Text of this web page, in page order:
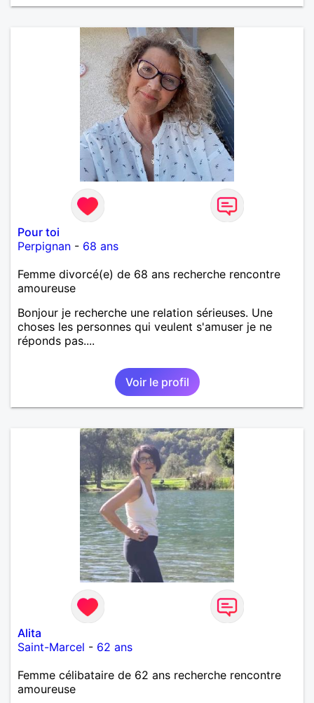
Pour toi
Perpignan - 68 ans
Femme divorcé(e) de 68 ans recherche rencontre
amoureuse
Bonjour je recherche une relation sérieuses. Une
choses les personnes qui veulent s'amuser je ne
réponds pas....
Voir le profil
Alita
Saint-Marcel - 62 ans
Femme célibataire de 62 ans recherche rencontre
amoureuse